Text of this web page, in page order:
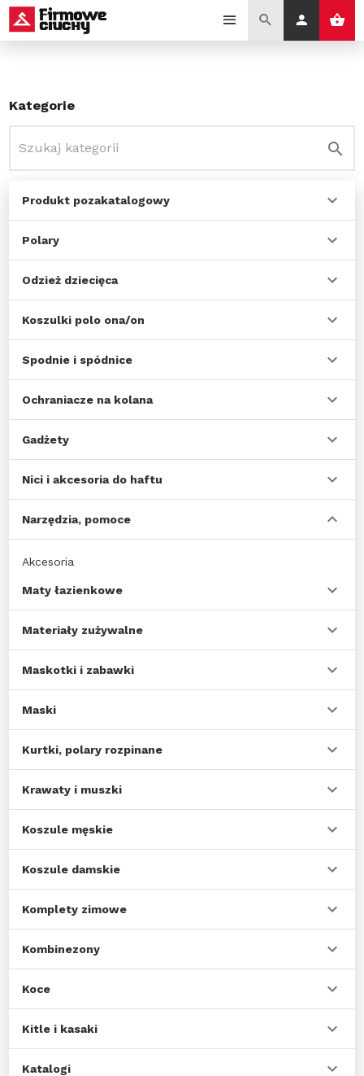
Kategorie
Produkt pozakatalogowy
Polary
Odzież dziecięca
Koszulki polo ona/on
Spodnie i spódnice
Ochraniacze na kolana
Gadżety
Nici i akcesoria do haftu
Narzędzia, pomoce
Akcesoria
Maty łazienkowe
Materiały zużywalne
Maskotki i zabawki
Maski
Kurtki, polary rozpinane
Krawaty i muszki
Koszule męskie
Koszule damskie
Komplety zimowe
Kombinezony
Koce
Kitle i kasaki
Katalogi